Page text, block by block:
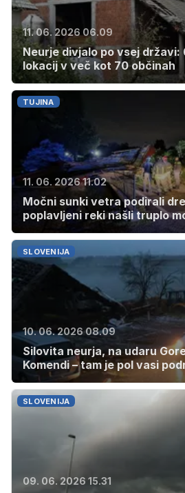
11. 06. 2026 06.09
Neurje divjalo po vsej
lokacij v več kot 70 občinah
TUJINA
11. 06. 2026 11.02
Močni sunki vetra podirali
poplavljeni reki našli truplo
SLOVENIJA
10. 06. 2026 08.09
Silovita neurja, na udaru
Komendi – tam je pol vasi
SLOVENIJA
09. 06. 2026 15.31